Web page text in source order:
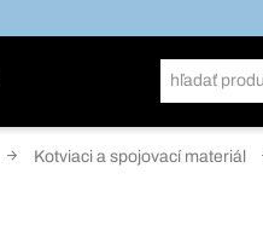
Kotviaci a spojovací materiál